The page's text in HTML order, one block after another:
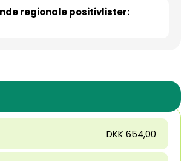
regionale positivlister:
DKK 654,00